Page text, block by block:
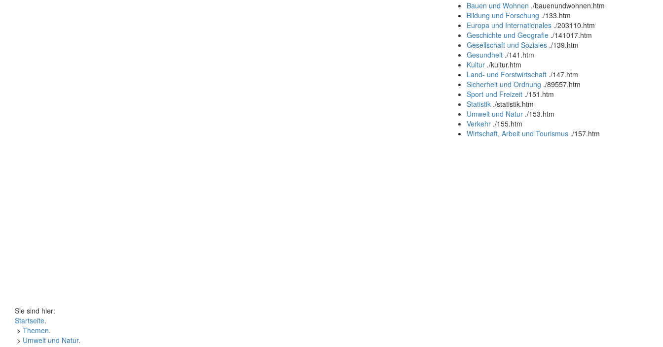
Bauen und Wohnen ./bauenundwohnen.htm
Bildung und Forschung ./133.htm
Europa und Internationales ./203110.htm
Geschichte und Geografie ./141017.htm
Gesellschaft und Soziales ./139.htm
Gesundheit ./141.htm
Kultur ./kultur.htm
Land- und Forstwirtschaft ./147.htm
Sicherheit und Ordnung ./89557.htm
Sport und Freizeit ./151.htm
Statistik ./statistik.htm
Umwelt und Natur ./153.htm
Verkehr ./155.htm
Wirtschaft, Arbeit und Tourismus ./157.htm
Sie sind hier:
Startseite.
> Themen.
> Umwelt und Natur.